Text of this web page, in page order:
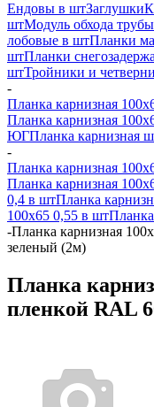
Ендовы в штЗаглушки
штМодуль обхода трубы
лобовые в штПланки
штПланки
штТройники и
-
Планка карнизная
Планка карнизная
ЮГПланка карнизная
-
Планка карнизная
Планка карнизная
0,4 в штПланка
100х65 0,55 в шт
-Планка карнизная
зеленый (2м)
Планка
пленкой RAL